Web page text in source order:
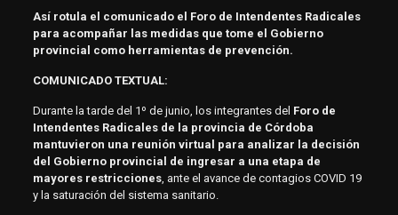
Así rotula el comunicado el Foro de Intendentes Radicales
para acompañar las medidas que tome el Gobierno
provincial como herramientas de prevención.
COMUNICADO TEXTUAL:
Durante la tarde del 1º de junio, los integrantes del Foro de
Intendentes Radicales de la provincia de Córdoba
mantuvieron una reunión virtual para analizar la decisión
del Gobierno provincial de ingresar a una etapa de
mayores restricciones, ante el avance de contagios COVID 19
y la saturación del sistema sanitario.